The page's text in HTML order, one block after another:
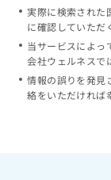
実際に検索された
に確認していただ
当サービスによっ
会社ウェルネスで
情報の誤りを発見
絡をいただければ